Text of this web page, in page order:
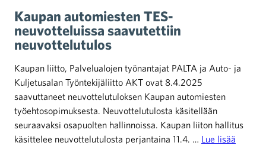
Kaupan automiesten TES-
neuvotteluissa saavutettiin
neuvottelutulos
Kaupan liitto, Palvelualojen työnantajat PALTA ja Auto- ja
Kuljetusalan Työntekijäliitto AKT ovat 8.4.2025
saavuttaneet neuvottelutuloksen Kaupan automiesten
työehtosopimuksesta. Neuvottelutulosta käsitellään
seuraavaksi osapuolten hallinnoissa. Kaupan liiton hallitus
käsittelee neuvottelutulosta perjantaina 11.4. … Lue lisää